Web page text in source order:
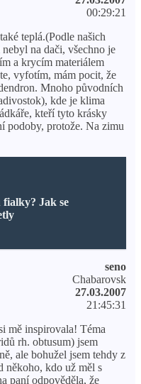
00:29:21
teplá.(Podle našich
na dači, všechno je
a krycím materiálem
vyfotím, mám pocit, že
Mnoho původních
kde je klima
kteří tyto krásky
podoby, protože. Na zimu
fialky? Jak se
seno
Chabarovsk
27.03.2007
21:45:31
mě inspirovala! Téma
rh. obtusum) jsem
ale bohužel jsem tehdy z
někoho, kdo už měl s
paní odpověděla, že